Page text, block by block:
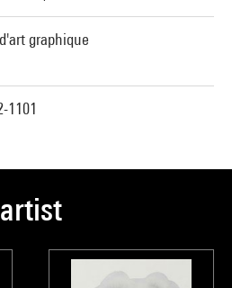
graphique
1101